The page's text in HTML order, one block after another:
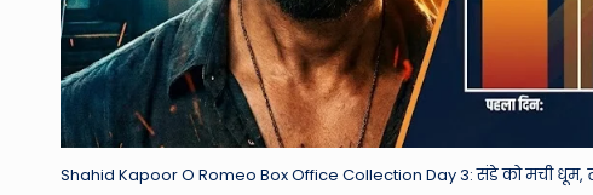
Shahid Kapoor O Romeo Box Office Collection Day 3: संडे को मची धूम, तोड़े